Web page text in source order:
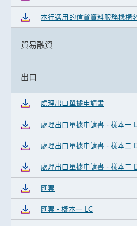
本行選用的信貸資料服務機構
貿易融資
出口
處理出口單據申請書
處理出口單據申請書 - 樣本一
處理出口單據申請書 - 樣本二
處理出口單據申請書 - 樣本三
匯票
匯票 - 樣本一 LC